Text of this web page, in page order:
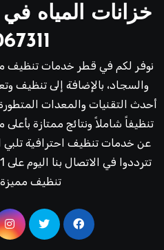
خزانات المياه
نوفر لكم في قطر خدمات تنظيف
والسجاد، بالإضافة إلى تنظيف
أحدث التقنيات والمعدات
تنظيفاً شاملاً ونتائج ممتازة
عن خدمات تنظيف احترافية تلبي
تنظيف